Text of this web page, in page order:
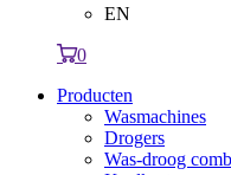
EN
0
Producten
Wasmachines
Drogers
Was-droog